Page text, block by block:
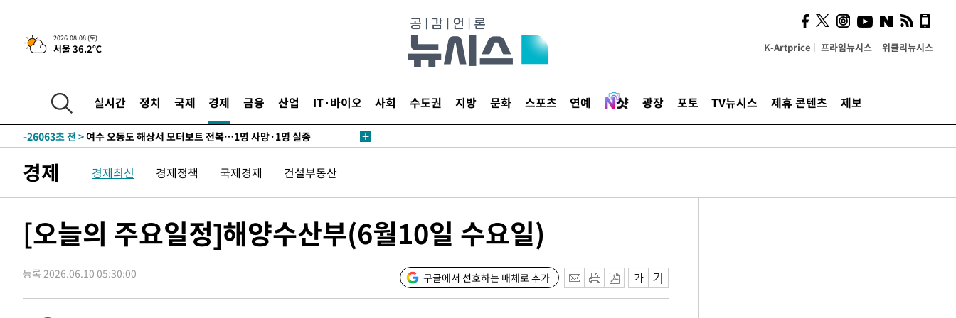
2026.08.08 (토)
서울 36.2℃ K-Artprice 프라임뉴시스 위클리뉴시스
실시간 정치 국제 경제 금융 산업 IT·바이오 사회 수도권 지방 문화 스포츠 연예 광장 포토 TV뉴시스 제휴 콘텐츠 제보
7분 전 > [속보]뉴욕증시 상승 마감…S&P 0.6% 나스닥 1.3%↑
-29153초 전 >
선재도서 해루질 나섰다 실종 60대, 닷새 만에 숨진 채 발견
-26687초 전 >
-26063초 전 >여수 오동도 해상서 모터보트 전복…1명 사망·1명 실종
주 날씨]
-19308초 전 >
축구협회 "압수수색·성접대 논란 사과…쇄신의 기회로 삼겠다"
-17825초 전 >[속보]'압수수색·성접대 논란' 축구협회 "실망과 걱정 안겨드려 죄
7분 전 > [속보]뉴욕증시 상승 마감…S&P 0.6% 나스닥 1.3%↑
-29153초 전 >선재도서 해루질 나섰다 실종 60대, 닷새 만에 숨진 채 발견
-26687초 전 >남자 농구, 나고야 아시안게임서 '홈팀' 일본과 한일전
-26063초 전 >
경제 경제최신 경제정책 국제경제 건설부동산
[오늘의 주요일정]해양수산부(6월10일 수요일)
등록 2026.06.10 05:30:00 구글에서 선호하는 매체로 추가